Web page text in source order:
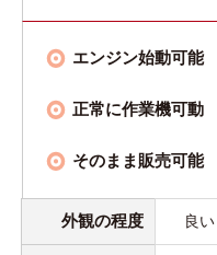
エンジン始動可能
正常に作業機可動
そのまま販売可能
外観の程度 良い